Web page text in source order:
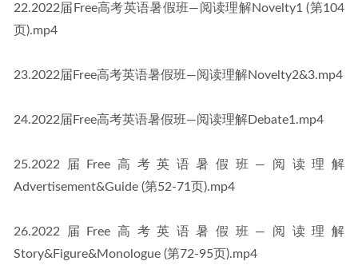
22.2022届Free高考英语暑假班—阅读理解Novelty1 (第104
页).mp4
23.2022届Free高考英语暑假班—阅读理解Novelty2&3.mp4
24.2022届Free高考英语暑假班—阅读理解Debate1.mp4
25.2022届Free高考英语暑假班—阅读理解
Advertisement&Guide (第52-71页).mp4
26.2022届Free高考英语暑假班—阅读理解
Story&Figure&Monologue (第72-95页).mp4